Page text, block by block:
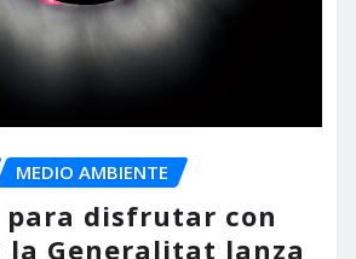
MEDIO AMBIENTE
para disfrutar con
la Generalitat lanza